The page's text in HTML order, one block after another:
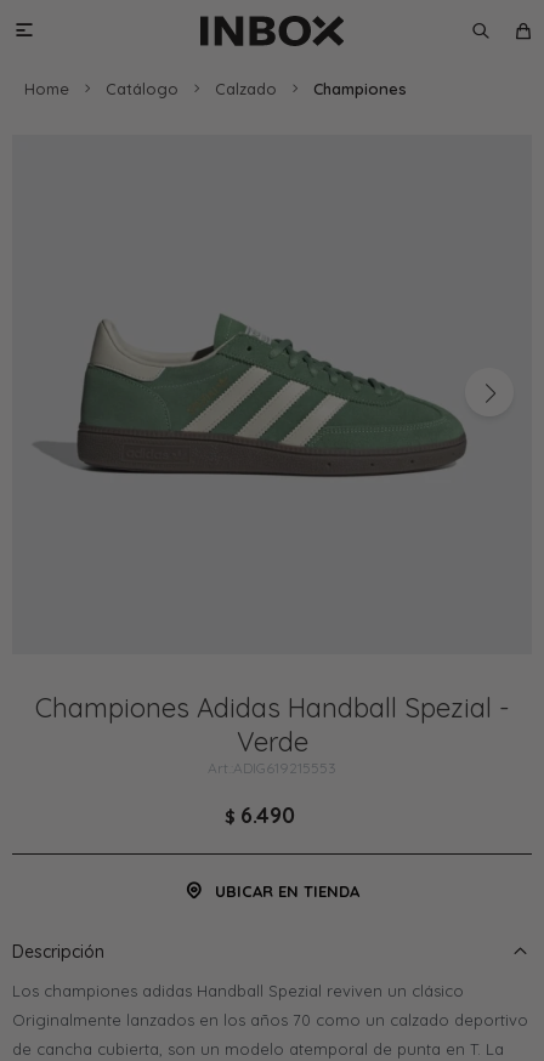

Home Catálogo Calzado Championes
Championes Adidas Handball Spezial -
Verde
ADIG619215553
$ 6.490
UBICAR EN TIENDA
Descripción
Los championes adidas Handball Spezial reviven un clásico
Originalmente lanzados en los años 70 como un calzado deportivo
de cancha cubierta, son un modelo atemporal de punta en T. La